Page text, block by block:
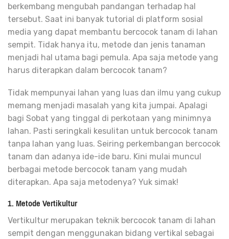
berkembang mengubah pandangan terhadap hal
tersebut. Saat ini banyak tutorial di platform sosial
media yang dapat membantu bercocok tanam di lahan
sempit. Tidak hanya itu, metode dan jenis tanaman
menjadi hal utama bagi pemula. Apa saja metode yang
harus diterapkan dalam bercocok tanam?
Tidak mempunyai lahan yang luas dan ilmu yang cukup
memang menjadi masalah yang kita jumpai. Apalagi
bagi Sobat yang tinggal di perkotaan yang minimnya
lahan. Pasti seringkali kesulitan untuk bercocok tanam
tanpa lahan yang luas. Seiring perkembangan bercocok
tanam dan adanya ide-ide baru. Kini mulai muncul
berbagai metode bercocok tanam yang mudah
diterapkan. Apa saja metodenya? Yuk simak!
1. Metode Vertikultur
Vertikultur merupakan teknik bercocok tanam di lahan
sempit dengan menggunakan bidang vertikal sebagai